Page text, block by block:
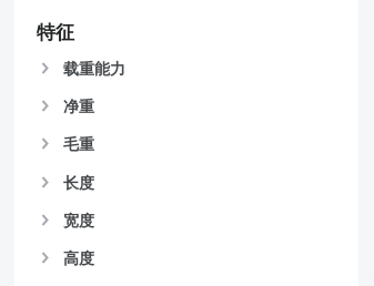
特征
载重能力
净重
毛重
长度
宽度
高度